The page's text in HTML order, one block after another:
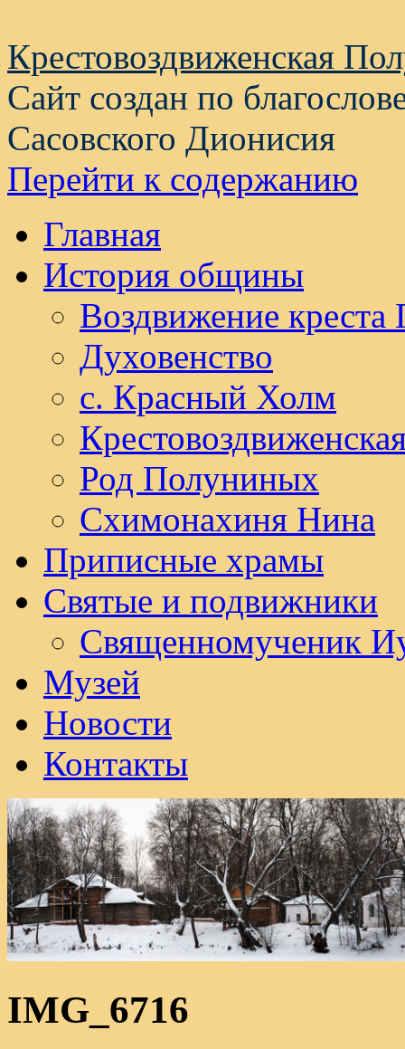
Крестовоздвиженская
Сайт создан по
Сасовского Дионисия
Перейти к содержанию
Главная
История общины
Воздвижение креста
Духовенство
с. Красный Холм
Род Полуниных
Схимонахиня Нина
Приписные храмы
Святые и подвижники
Священномученик
Музей
Новости
Контакты
IMG_6716